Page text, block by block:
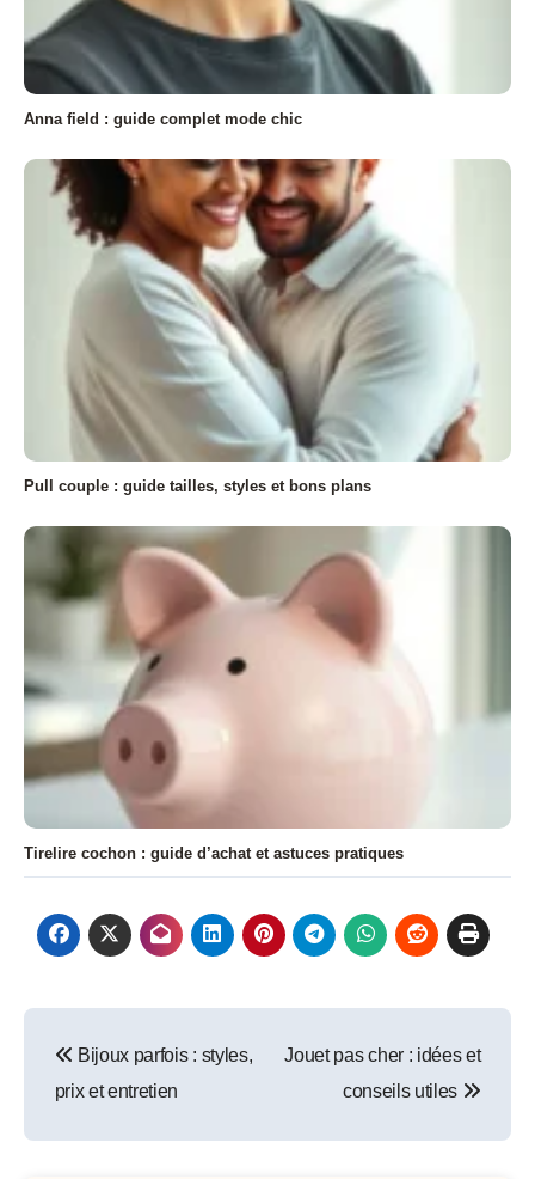
Anna field : guide complet mode chic
Pull couple : guide tailles, styles et bons plans
Tirelire cochon : guide d’achat et astuces pratiques
de
l’article
Bijoux parfois : styles,
prix et entretien
Jouet pas cher : idées et
conseils utiles